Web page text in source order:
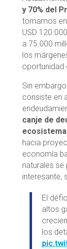
y 70% del
tomamos
USD
a 75.000
los
oportunidad
Sin
consiste en
canje de
hacia
economía
naturales
interesante,
El
altos
los